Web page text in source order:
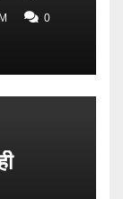
0